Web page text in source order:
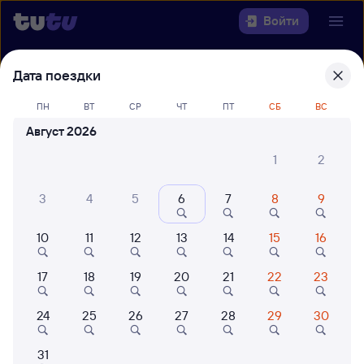
Войти
Выберите день, чтобы найти
билеты Воронеж-1 — Сириус
(Олимпийский Парк)
42 млн путешествуют с
Когда
Кто едет
Дата поездки
ПН ВТ СР ЧТ ПТ СБ ВС
Август 2026
1
2
3 4 5 6 7 8 9
10 11 12 13 14 15 16
17 18 19 20 21 22 23
24 25 26 27 28 29 30
31